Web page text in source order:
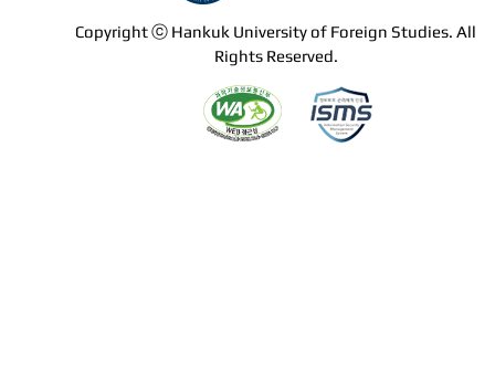
Copyright ⓒ Hankuk University of Foreign Studies. All
Rights Reserved.